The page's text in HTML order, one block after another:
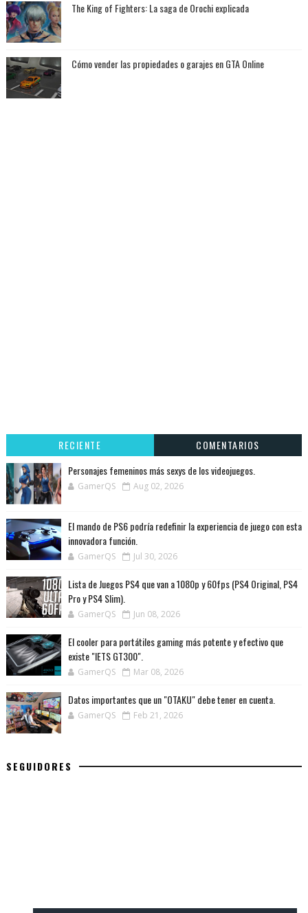
The King of Fighters: La saga de Orochi explicada
Cómo vender las propiedades o garajes en GTA Online
RECIENTE
COMENTARIOS
Personajes femeninos más sexys de los videojuegos.
GamerQS Aug 02, 2026
El mando de PS6 podría redefinir la experiencia de juego con esta
innovadora función.
GamerQS Jul 30, 2026
Lista de Juegos PS4 que van a 1080p y 60fps (PS4 Original, PS4
Pro y PS4 Slim).
GamerQS Jun 08, 2026
El cooler para portátiles gaming más potente y efectivo que
existe "IETS GT300".
GamerQS Mar 08, 2026
Datos importantes que un "OTAKU" debe tener en cuenta.
GamerQS Feb 21, 2026
SEGUIDORES